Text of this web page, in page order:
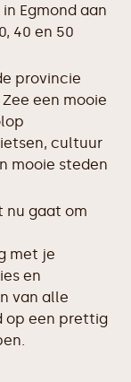
Egmond aan
40 en 50
provincie
een mooie
cultuur
mooie steden
nu gaat om
met je
en
van alle
op een prettig